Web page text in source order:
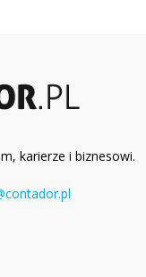
karierze i biznesowi.